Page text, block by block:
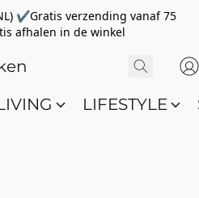
✔Gratis verzending vanaf 75
afhalen in de winkel
LIFESTYLE